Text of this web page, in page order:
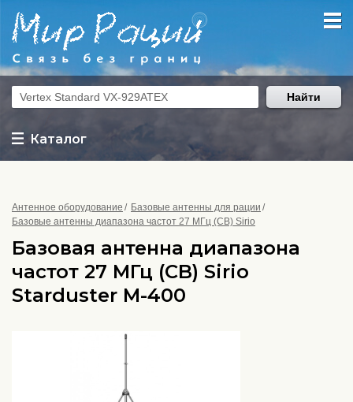
Каталог
Найти
Антенное оборудование
Базовые антенны для рации
Базовые антенны диапазона частот 27 МГц (CB) Sirio
Базовая антенна диапазона
частот 27 МГц (CB) Sirio
Starduster M-400